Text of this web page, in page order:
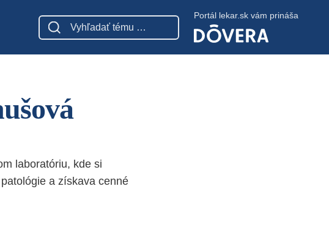
Portál lekar.sk vám prináša
laboratóriu, kde si
a získava cenné